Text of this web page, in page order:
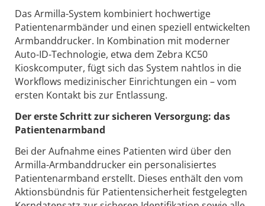
Das Armilla-System kombiniert hochwertige
Patientenarmbänder und einen speziell entwickelten
Armbanddrucker. In Kombination mit moderner
Auto-ID-Technologie, etwa dem Zebra KC50
Kioskcomputer, fügt sich das System nahtlos in die
Workflows medizinischer Einrichtungen ein – vom
ersten Kontakt bis zur Entlassung.
Der erste Schritt zur sicheren Versorgung: das
Patientenarmband
Bei der Aufnahme eines Patienten wird über den
Armilla-Armbanddrucker ein personalisiertes
Patientenarmband erstellt. Dieses enthält den vom
Aktionsbündnis für Patientensicherheit festgelegten